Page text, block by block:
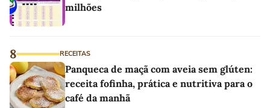
milhões
8 RECEITAS
Panqueca de maçã com aveia sem glúten:
receita fofinha, prática e nutritiva para o
café da manhã